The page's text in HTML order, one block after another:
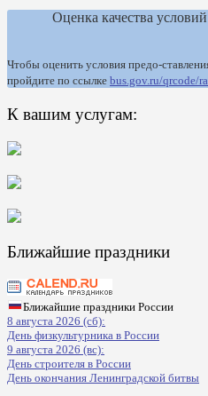
Оценка качества
Чтобы оценить условия предо-
пройдите по ссылке bus.gov.ru/qrcode/
К вашим услугам:
Ближайшие праздники
Ближайшие праздники России
8 августа 2026 (сб):
День физкультурника в России
9 августа 2026 (вс):
День строителя в России
День окончания Ленинградской битвы